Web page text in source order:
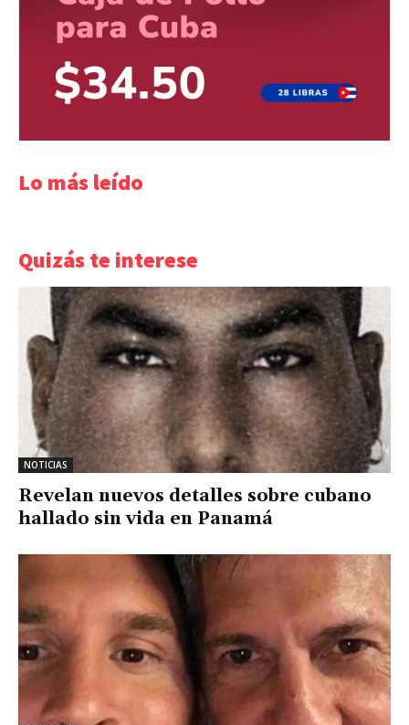
Lo más leído
Quizás te interese
NOTICIAS
Revelan nuevos detalles sobre cubano
hallado sin vida en Panamá